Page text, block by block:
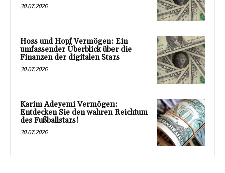
30.07.2026
Hoss und Hopf Vermögen: Ein
umfassender Überblick über die
Finanzen der digitalen Stars
30.07.2026
Karim Adeyemi Vermögen:
Entdecken Sie den wahren Reichtum
des Fußballstars!
30.07.2026